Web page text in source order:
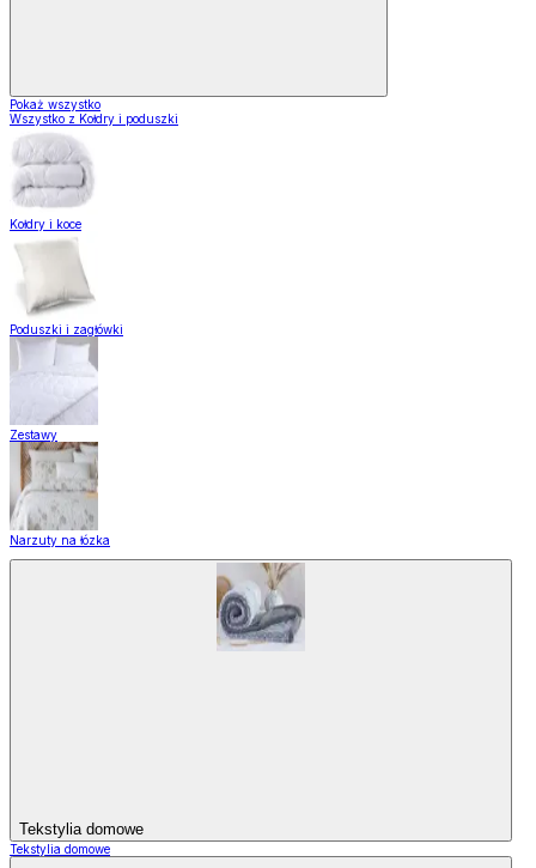
Pokaż wszystko
Wszystko z Kołdry i poduszki
Kołdry i koce
Poduszki i zagłówki
Zestawy
Narzuty na łózka
Tekstylia domowe
Tekstylia domowe